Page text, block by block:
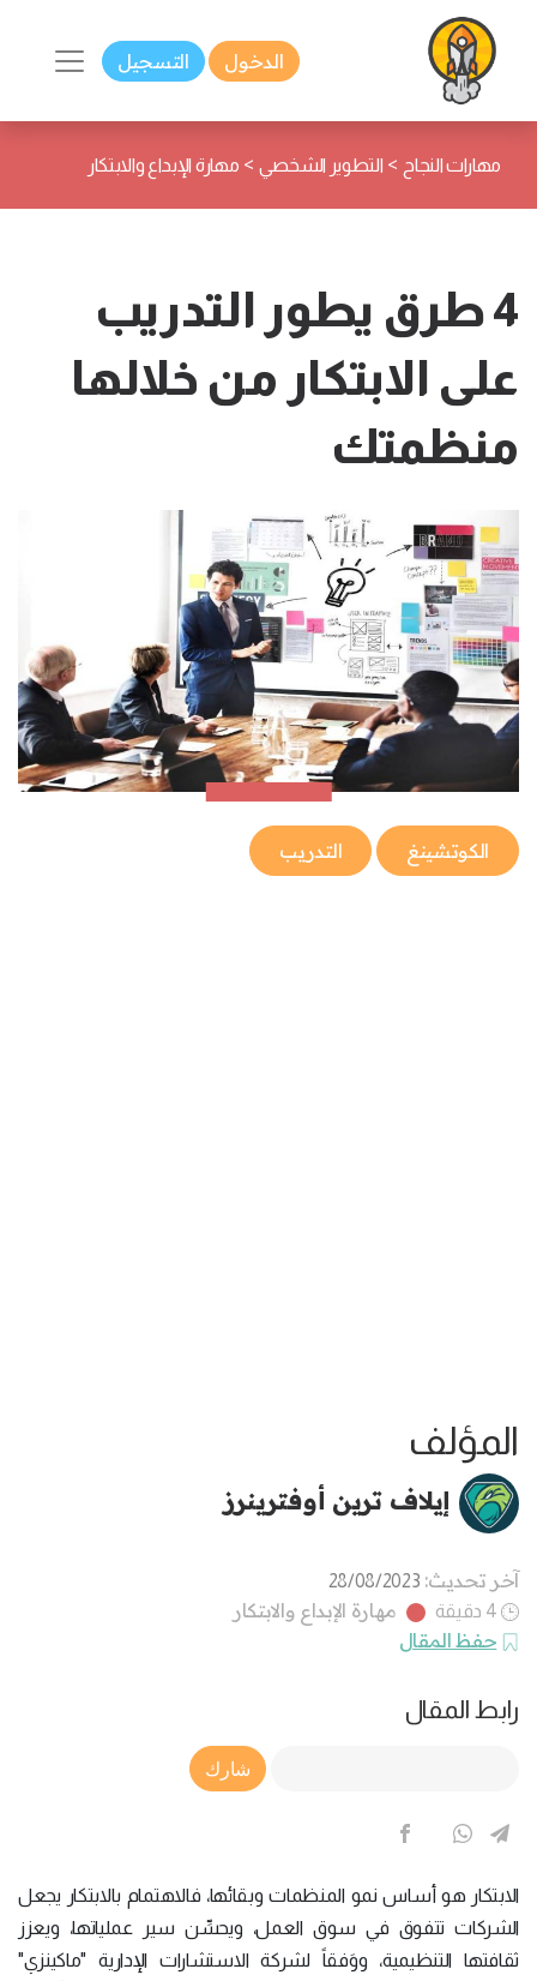
الدخول التسجيل
مهارات النجاح > التطوير الشخصي > مهارة الإبداع والابتكار
4 طرق يطور التدريب
على الابتكار من خلالها
منظمتك
الكوتشينغ التدريب
المؤلف
إيلاف ترين أوفترينرز
آخر تحديث: 28/08/2023
4 دقيقة
مهارة الإبداع والابتكار
حفظ المقال
رابط المقال
Article Link
شارك
الابتكار هو أساس نمو المنظمات وبقائها، فالاهتمام بالابتكار يجعل
الشركات تتفوق في سوق العمل، ويحسِّن سير عملياتها، ويعزز
ثقافتها التنظيمية، ووَفقاً لشركة الاستشارات الإدارية "ماكينزي"